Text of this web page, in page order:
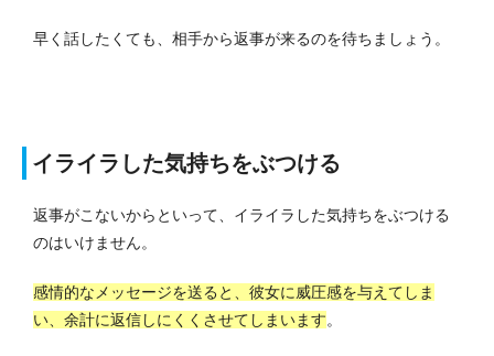
早く話したくても、相手から返事が来るのを待ちましょう。
イライラした気持ちをぶつける
返事がこないからといって、イライラした気持ちをぶつける
のはいけません。
感情的なメッセージを送ると、彼女に威圧感を与えてしま
い、余計に返信しにくくさせてしまいます。